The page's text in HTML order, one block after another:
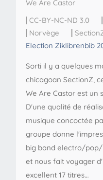
We Are Castor
CC-BY-NC-ND 3.0
Norvège
Election Ziklibrenbib
Sorti il y a quelques
chicagoan SectionZ,
We Are Castor est un
D'une qualité de
musique concoctée
groupe donne
big band electro/
et nous fait voyager
excellent 17 titres…